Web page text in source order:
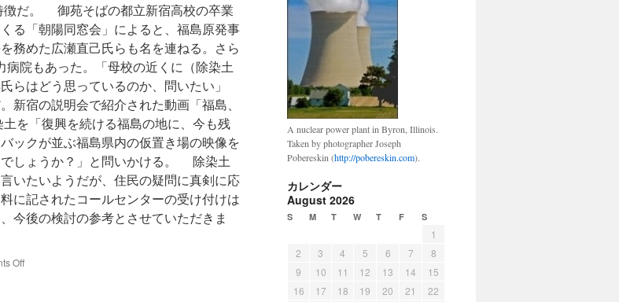
だ。 御苑そばの都立新宿高校の卒業
る「朝陽同窓会」によると、福島原発事
務めた広瀬直己氏らも名を連ねる。さら
病院もあった。「母校の近くに（除染土
らはどう思っているのか、問いたい」
宿の説明会で紹介された動画「福島、
を「復興を続ける福島の地に、今も残
ックが並ぶ福島県内の仮置き場の映像を
しょうか？」と問いかける。 除染土
いたいようだが、住民の疑問に真剣に応
に記されたコールセンターの受け付けは
今後の検討の参考とさせていただきま
Offon
A nuclear power plant in Byron, Illinois.
Taken by photographer Joseph
Pobereskin (http://pobereskin.com).
カレンダー
August 2026
S M T W T F S
1
2
3 4 5 6 7
8
9
10 11 12 13 14
15
16
17 18 19 20 21
22